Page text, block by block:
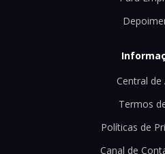
Central de
Termos
Políticas de
Canal de